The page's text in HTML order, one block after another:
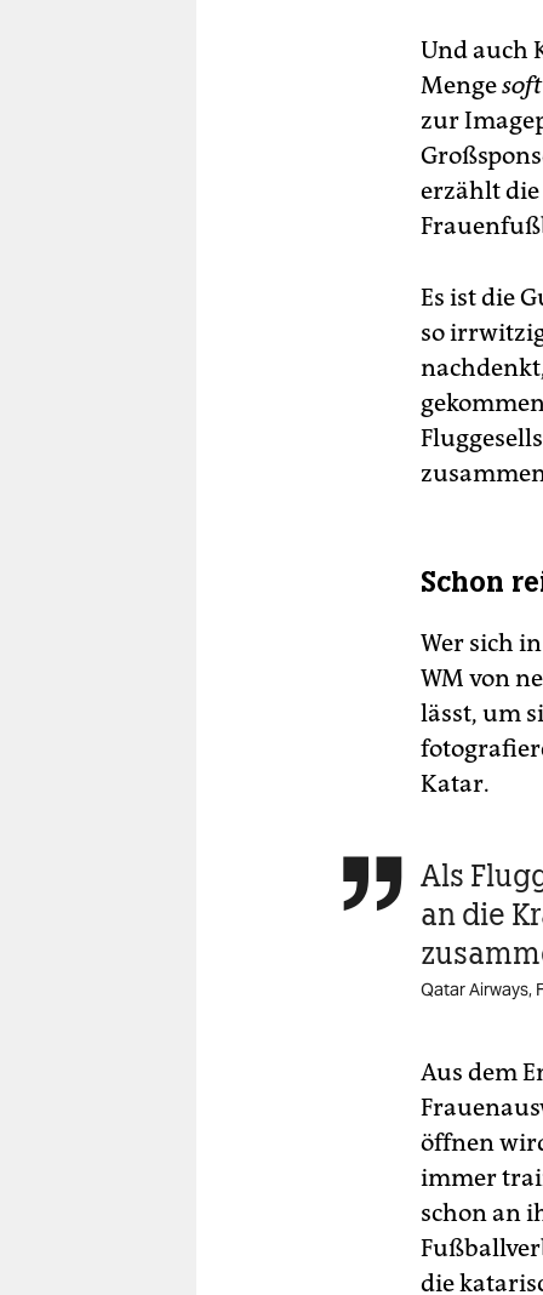
Und auch
Menge
zur
erzählt
Es ist die
so
Schon
Wer sich
WM von
lässt, um
Katar.
 Als
an die
Qatar Airways,
Aus dem
öffnen
immer
schon an
die